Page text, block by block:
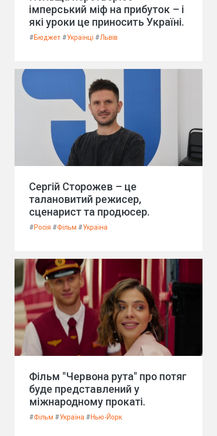
імперський міф на прибуток – і
які уроки це приносить Україні.
#Бюджет #Українці #Львів
Сергій Сторожев – це
талановитий режисер,
сценарист та продюсер.
#Росія #Фільм #Україна
Фільм "Червона рута" про потяг
буде представлений у
міжнародному прокаті.
#Фільм #Україна #Нью-Йорк